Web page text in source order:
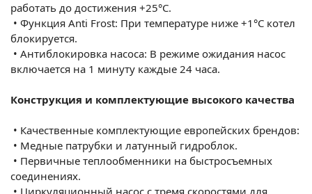
работать до достижения +25°C.
• Функция Anti Frost: При температуре ниже +1°C котел
блокируется.
• Антиблокировка насоса: В режиме ожидания насос
включается на 1 минуту каждые 24 часа.
Конструкция и комплектующие высокого качества
• Качественные комплектующие европейских брендов:
• Медные патрубки и латунный гидроблок.
• Первичные теплообменники на быстросъемных
соединениях.
• Циркуляционный насос с тремя скоростями для